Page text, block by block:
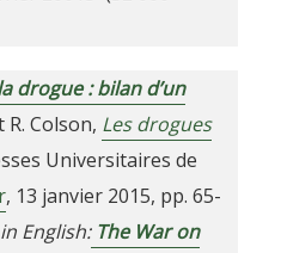
drogue : bilan d’un
Colson, Les drogues
Universitaires de
, 13 janvier 2015, pp. 65-
English: The War on